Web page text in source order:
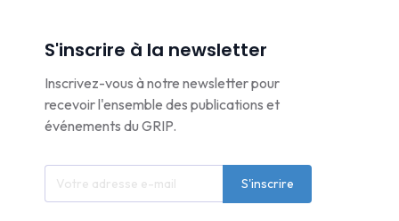
S'inscrire à la newsletter
Inscrivez-vous à notre newsletter pour
recevoir l'ensemble des publications et
événements du GRIP.
S'inscrire